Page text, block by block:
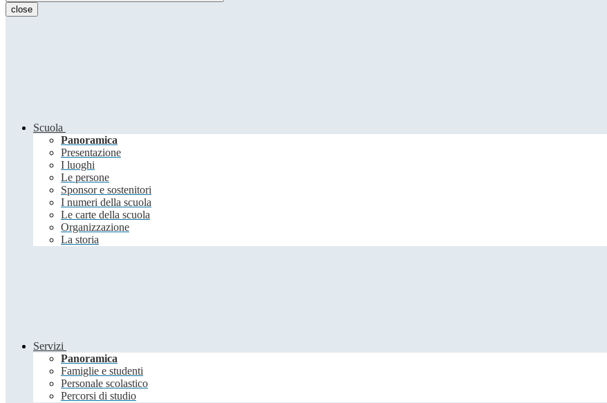
close
Scuola
Panoramica
Presentazione
I luoghi
Le persone
Sponsor e sostenitori
I numeri della scuola
Le carte della scuola
Organizzazione
La storia
Servizi
Panoramica
Famiglie e studenti
Personale scolastico
Percorsi di studio